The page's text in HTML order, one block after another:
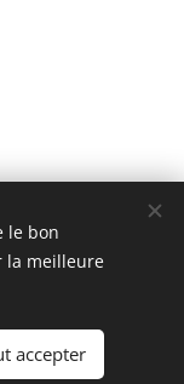
19 -00193 ROMA
Español
le bon
la meilleure
accepter